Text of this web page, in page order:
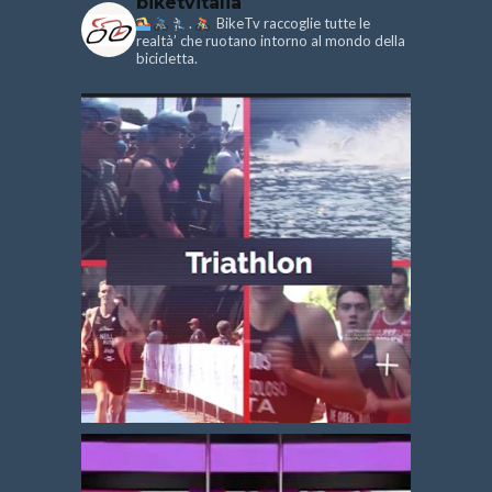
.
BikeTv raccoglie tutte le
realtà’ che ruotano intorno al mondo della
bicicletta.